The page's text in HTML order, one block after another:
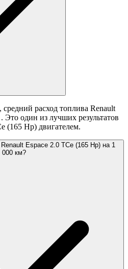
расход топлива Renault
. Это один из лучших результатов
(165 Hp) двигателем.
Espace 2.0 TCe (165 Hp) на 1
000 км?